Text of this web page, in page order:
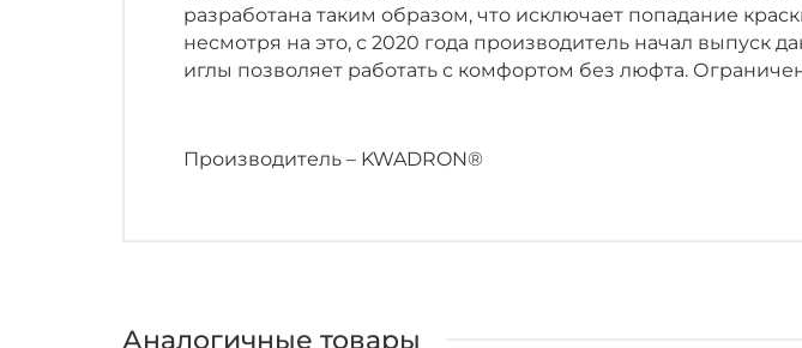
разработана таким образом, что исключает попадание
несмотря на это, с 2020 года производитель начал выпуск
иглы позволяет работать с комфортом без люфта.
Производитель – KWADRON®
Аналогичные товары